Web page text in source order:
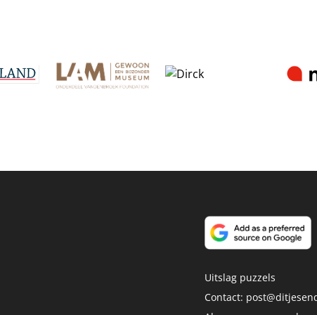
Uitslag puzzels
Contact: